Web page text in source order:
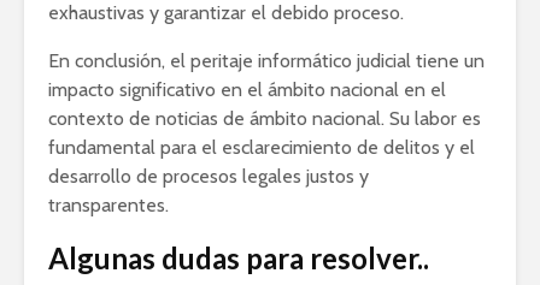
exhaustivas y garantizar el debido proceso.
En conclusión, el peritaje informático judicial tiene un
impacto significativo en el ámbito nacional en el
contexto de noticias de ámbito nacional. Su labor es
fundamental para el esclarecimiento de delitos y el
desarrollo de procesos legales justos y
transparentes.
Algunas dudas para resolver..